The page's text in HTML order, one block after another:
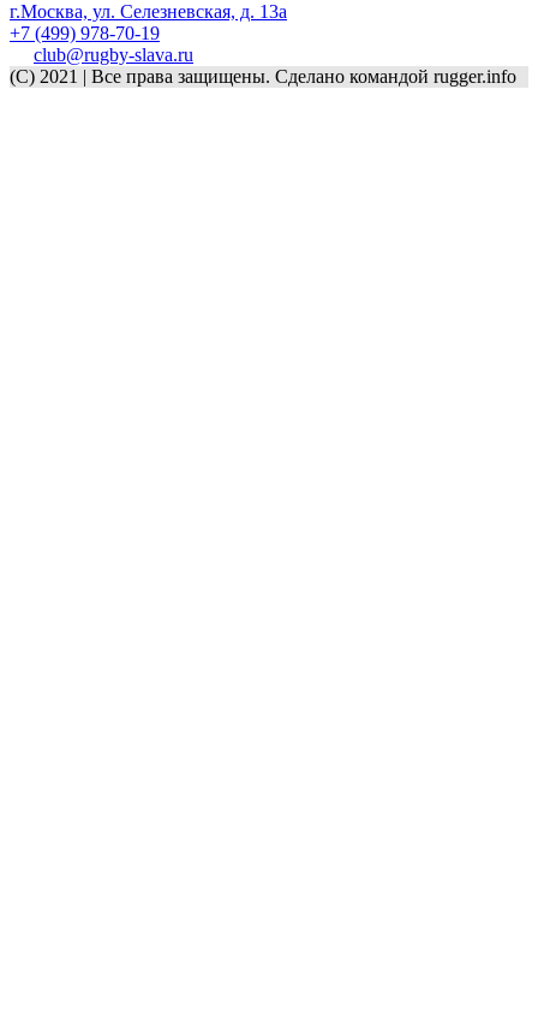
г.Москва, ул. Селезневская, д. 13a
+7 (499) 978-70-19
club@rugby-slava.ru
(C) 2021 | Все права защищены. Сделано командой rugger.info